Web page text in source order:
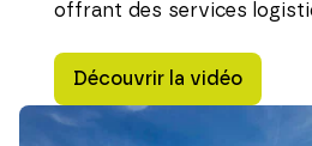
offrant des services
Découvrir la vidéo